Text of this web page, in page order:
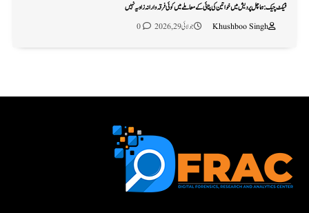
فیکٹ چیک: ہماچل پردیش میں خواتین کی پٹائی کے معاملے میں کوئی فرقہ وارانہ زاویہ نہیں
Khushboo Singh
جولائی 29, 2026 0